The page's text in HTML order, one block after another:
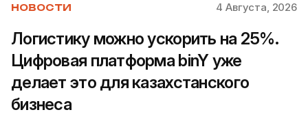
НОВОСТИ 4 Августа, 2026
Логистику можно ускорить на 25%.
Цифровая платформа binY уже
делает это для казахстанского
бизнеса